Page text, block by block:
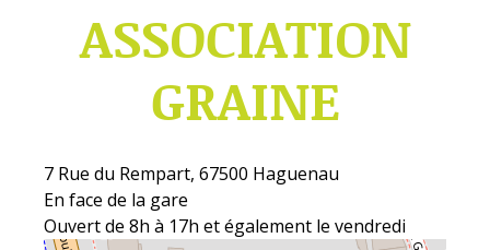
ASSOCIATION
GRAINE
7 Rue du Rempart, 67500 Haguenau
En face de la gare
Ouvert de 8h à 17h et également le vendredi